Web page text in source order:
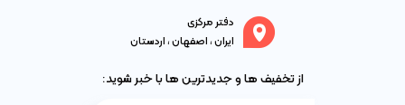
دفتر مرکزی
ایران ، اصفهان ، اردستان
از تخفیف ها و جدیدترین ها با خبر شوید: